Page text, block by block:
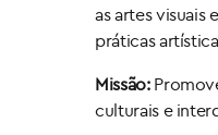
as artes
práticas
Missão:
culturais e